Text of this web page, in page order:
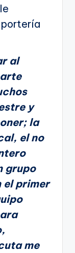
al
y
la
el no
grupo
el primer
me